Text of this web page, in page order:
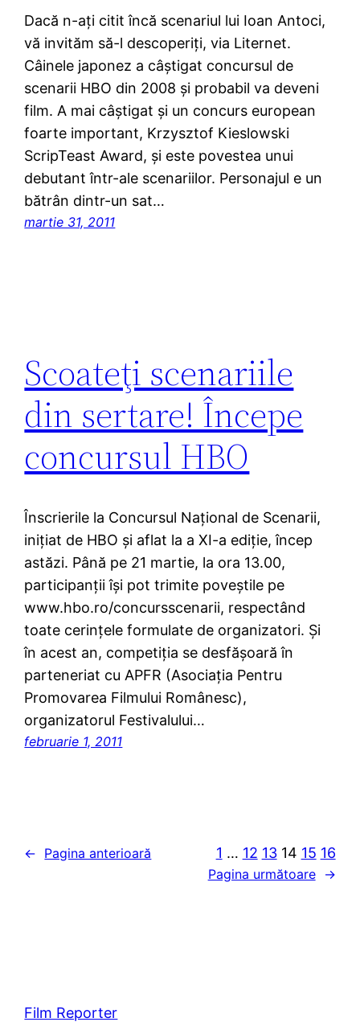
Dacă n-aţi citit încă scenariul lui Ioan Antoci,
vă invităm să-l descoperiţi, via Liternet.
Câinele japonez a câştigat concursul de
scenarii HBO din 2008 şi probabil va deveni
film. A mai câştigat şi un concurs european
foarte important, Krzysztof Kieslowski
ScripTeast Award, şi este povestea unui
debutant într-ale scenariilor. Personajul e un
bătrân dintr-un sat…
martie 31, 2011
Scoateţi scenariile
din sertare! Începe
concursul HBO
Înscrierile la Concursul Naţional de Scenarii,
iniţiat de HBO şi aflat la a XI-a ediţie, încep
astăzi. Până pe 21 martie, la ora 13.00,
participanţii îşi pot trimite poveştile pe
www.hbo.ro/concursscenarii, respectând
toate cerinţele formulate de organizatori. Şi
în acest an, competiţia se desfăşoară în
parteneriat cu APFR (Asociaţia Pentru
Promovarea Filmului Românesc),
organizatorul Festivalului…
februarie 1, 2011
← Pagina anterioară 1 … 12 13 14 15 16
Pagina următoare →
Film Reporter